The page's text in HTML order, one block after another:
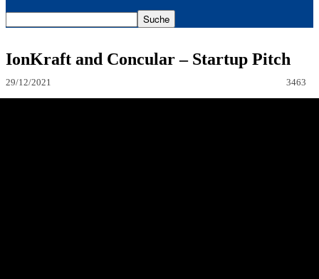
IonKraft and Concular – Startup Pitch
29/12/2021 3463